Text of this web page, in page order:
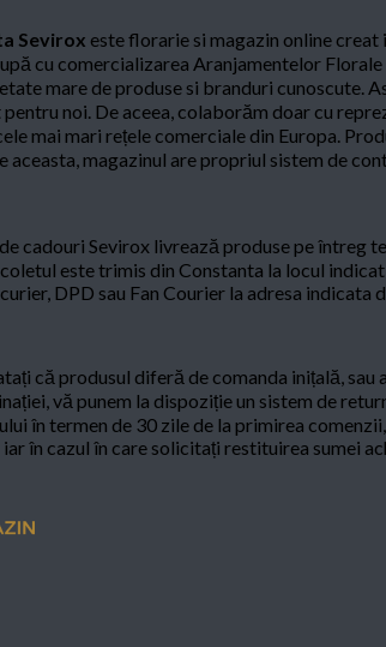
Sevirox este florarie si magazin online
cu comercializarea Aranjamentelor
mare de produse si branduri cunoscute.
noi. De aceea, colaborăm doar cu
mai mari rețele comerciale din Europa.
aceasta, magazinul are propriul sistem de
cadouri Sevirox livrează produse pe întreg
este trimis din Constanta la locul
DPD sau Fan Courier la adresa indicata
că produsul diferă de comanda inițală,
vă punem la dispoziție un sistem de
în termen de 30 zile de la primirea
în cazul în care solicitați restituirea sumei